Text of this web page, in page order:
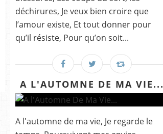
déchirures, Je veux bien croire que
l’amour existe, Et tout donner pour
qu’il résiste, Pour qu’on soit...
A L'AUTOMNE DE MA VIE...
A l'automne de ma vie, Je regarde le